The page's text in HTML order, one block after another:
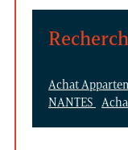
Achat
NANTES